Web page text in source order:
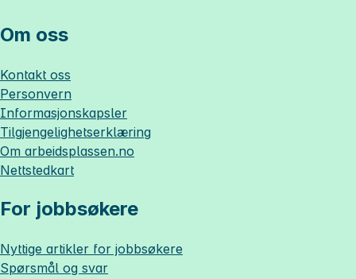
Om oss
Kontakt oss
Personvern
Informasjonskapsler
Tilgjengelighetserklæring
Om arbeidsplassen.no
Nettstedkart
For jobbsøkere
Nyttige artikler for jobbsøkere
Spørsmål og svar